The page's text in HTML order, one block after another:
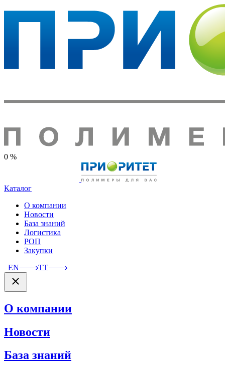
0 %
Каталог
О компании
Новости
База знаний
Логистика
РОП
Закупки
EN
TT
О компании
Новости
База знаний